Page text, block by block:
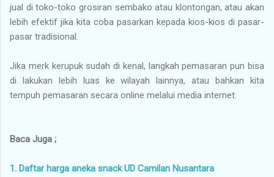
jual di toko-toko grosiran sembako atau klontongan, atau akan
lebih efektif jika kita coba pasarkan kepada kios-kios di pasar-
pasar tradisional.
Jika merk kerupuk sudah di kenal, langkah pemasaran pun bisa
di lakukan lebih luas ke wilayah lainnya, atau bahkan kita
tempuh pemasaran secara online melalui media internet.
Baca Juga ;
1. Daftar harga aneka snack UD Camilan Nusantara